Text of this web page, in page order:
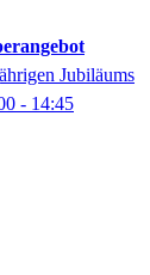
Jubiläums
- 14:45